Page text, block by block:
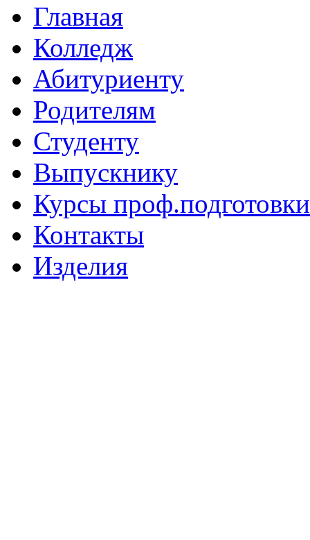
Главная
Колледж
Абитуриенту
Родителям
Студенту
Выпускнику
Курсы проф.подготовки
Контакты
Изделия